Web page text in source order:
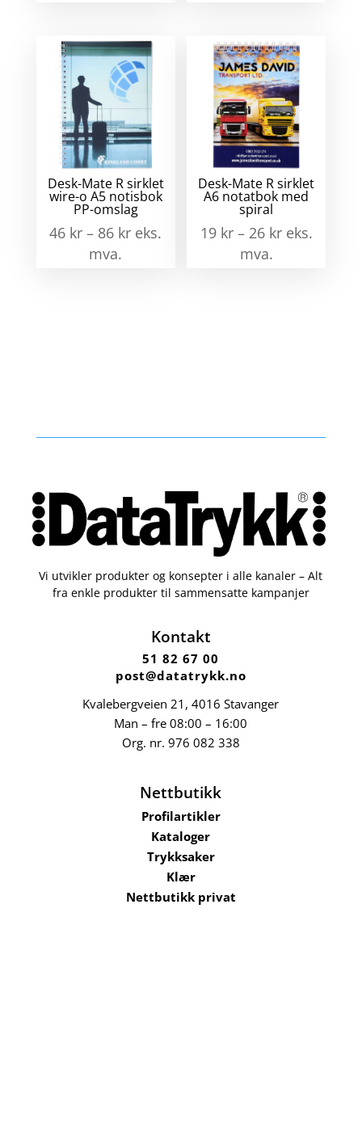
Desk-Mate R sirklet
wire-o A5 notisbok
PP-omslag
46 kr – 86 kr eks.
mva.
Desk-Mate R sirklet
A6 notatbok med
spiral
19 kr– 26 kr eks.
mva.
Vi utvikler produkter og konsepter i alle kanaler – Alt
fra enkle produkter til sammensatte kampanjer
Kontakt
51 82 67 00
post@datatrykk.no
Kvalebergveien 21 , 4016 Stavanger
Man – fre 08:00 – 16:00
Org. nr. 976 082 338
Nettbutikk
Profilartikler
Kataloger
Trykksaker
Klær
Nettbutikk privat